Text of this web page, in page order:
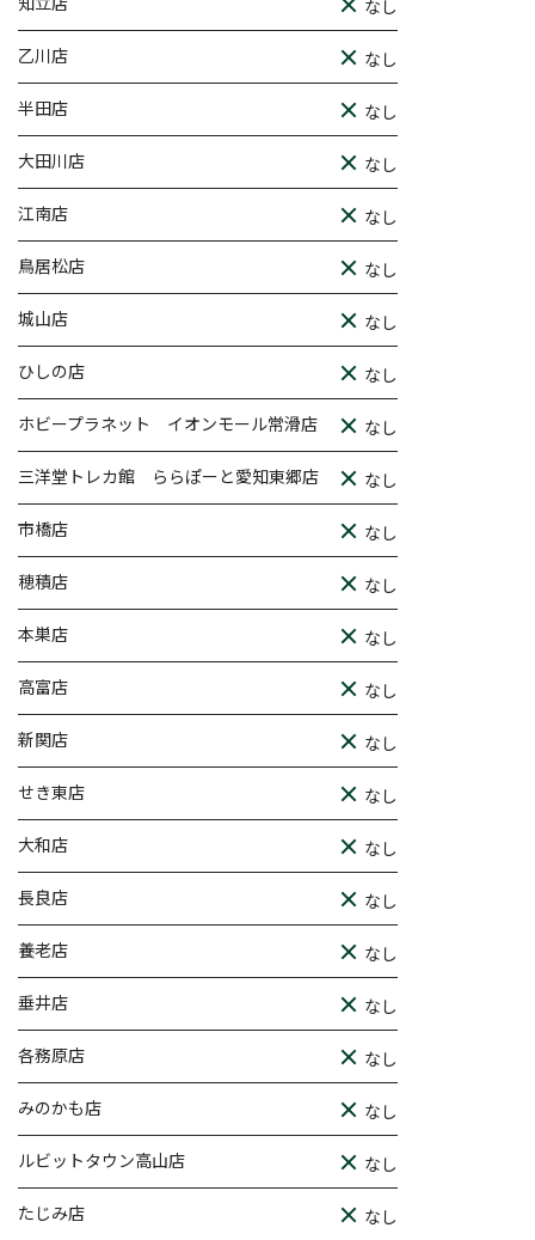
なし
乙川店 なし
半田店 なし
大田川店 なし
江南店 なし
鳥居松店 なし
城山店 なし
ひしの店 なし
ホビープラネット イオンモール常滑店 なし
三洋堂トレカ館 ららぽーと愛知東郷店 なし
市橋店 なし
穂積店 なし
本巣店 なし
高富店 なし
新関店 なし
せき東店 なし
大和店 なし
長良店 なし
養老店 なし
垂井店 なし
各務原店 なし
みのかも店 なし
ルビットタウン高山店 なし
たじみ店 なし